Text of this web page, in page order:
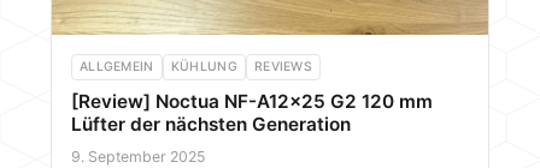
ALLGEMEIN KÜHLUNG REVIEWS
[Review] Noctua NF-A12x25 G2 120 mm
Lüfter der nächsten Generation
9. September 2025